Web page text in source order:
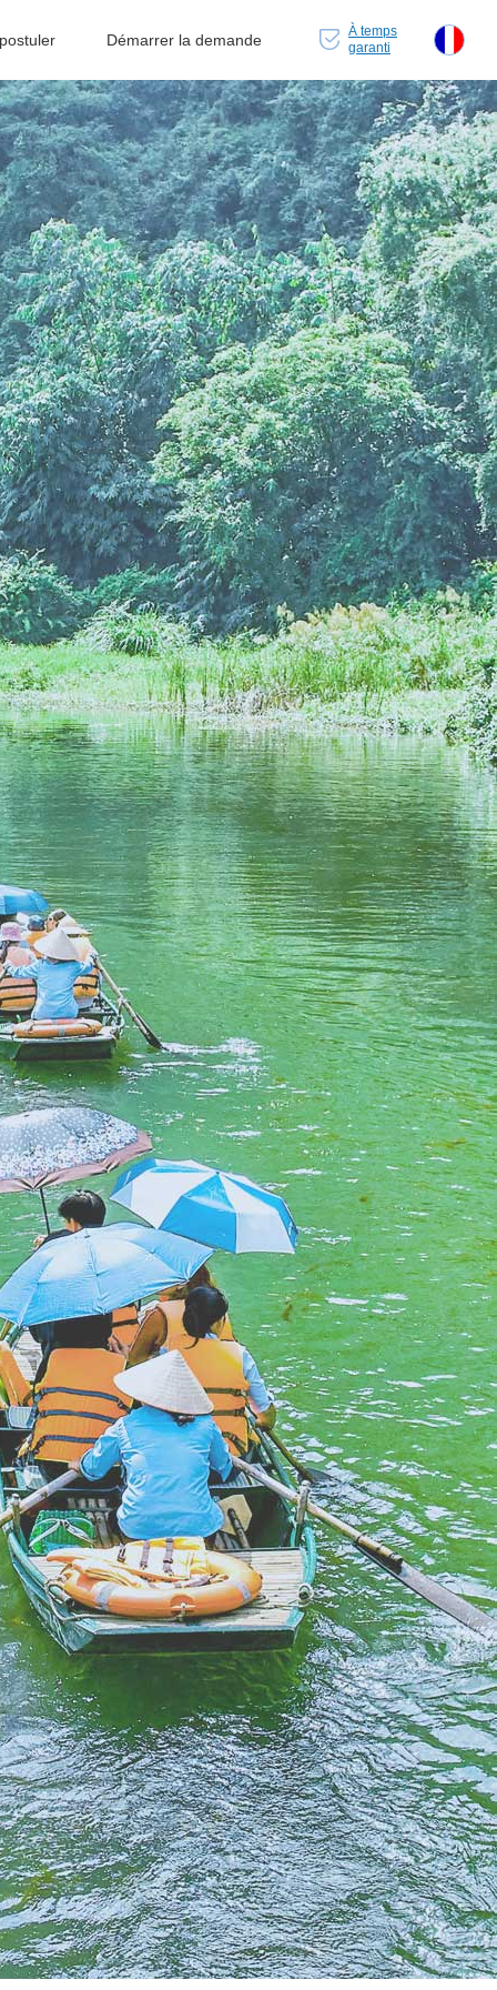
Démarrer la demande
À temps
garanti